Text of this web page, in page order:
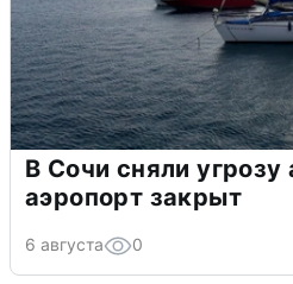
В Сочи сняли
аэропорт закрыт
6 августа 0